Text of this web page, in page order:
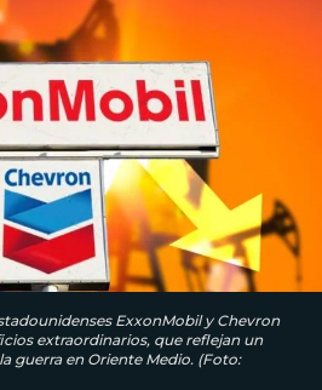
ExxonMobil y Chevron
extraordinarios, que reflejan un
guerra en Oriente Medio. (Foto: